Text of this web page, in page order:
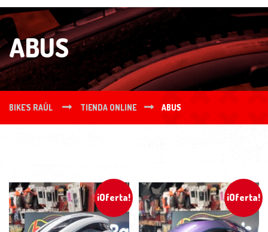
ABUS
BIKE'S RAÚL TIENDA ONLINE ABUS
¡Oferta! ¡Oferta!